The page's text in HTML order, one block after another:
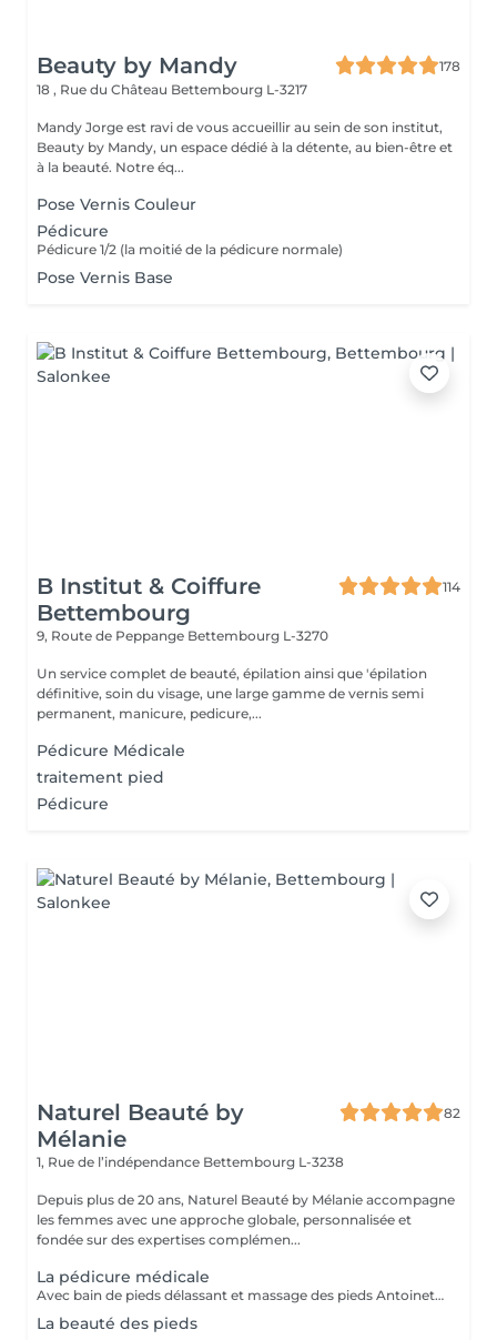
Beauty by Mandy
178
18 , Rue du Château Bettembourg L-3217
Mandy Jorge est ravi de vous accueillir au sein de son institut,
Beauty by Mandy, un espace dédié à la détente, au bien-être et
à la beauté. Notre éq...
Pose Vernis Couleur
Pédicure
Pédicure 1/2 (la moitié de la pédicure normale)
Pose Vernis Base
B Institut & Coiffure
Bettembourg
114
9, Route de Peppange Bettembourg L-3270
Un service complet de beauté, épilation ainsi que 'épilation
définitive, soin du visage, une large gamme de vernis semi
permanent, manicure, pedicure,...
Pédicure Médicale
traitement pied
Pédicure
Naturel Beauté by
Mélanie
82
1, Rue de l’indépendance Bettembourg L-3238
Depuis plus de 20 ans, Naturel Beauté by Mélanie accompagne
les femmes avec une approche globale, personnalisée et
fondée sur des expertises complémen...
La pédicure médicale
Avec bain de pieds délassant et massage des pieds Antoinette est une spécialiste de la pédicure sans douleurs! Un pur moment de détente.
La beauté des pieds